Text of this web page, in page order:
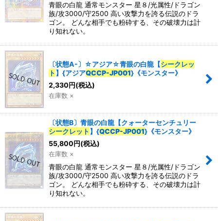
青眼の白龍 通常モンスター 星８/光属性/ドラゴン
族/攻3000/守2500 高い攻撃力を誇る伝説のドラ
ゴン。 どんな相手でも粉砕する、その破壊力は計
り知れない。
〔状態A-〕☆アジア☆青眼の白龍【シークレッ
ト】{アジアQCCP-JP001}《モンスター》
2,330円(税込)
在庫数 ×
〔状態B〕青眼の白龍【クォーターセンチュリー
シークレット】{QCCP-JP001}《モンスター》
55,800円(税込)
在庫数 ×
青眼の白龍 通常モンスター 星８/光属性/ドラゴン
族/攻3000/守2500 高い攻撃力を誇る伝説のドラ
ゴン。 どんな相手でも粉砕する、その破壊力は計
り知れない。